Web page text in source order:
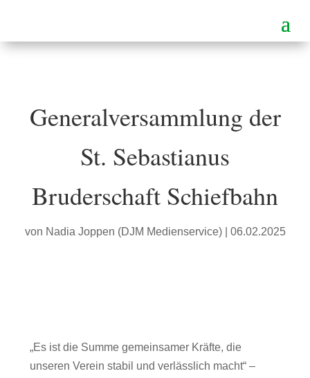
Generalversammlung der
St. Sebastianus
Bruderschaft Schiefbahn
von Nadia Joppen (DJM Medienservice)| 06.02.2025
„Es ist die Summe gemeinsamer Kräfte, die
unseren Verein stabil und verlässlich macht“ –